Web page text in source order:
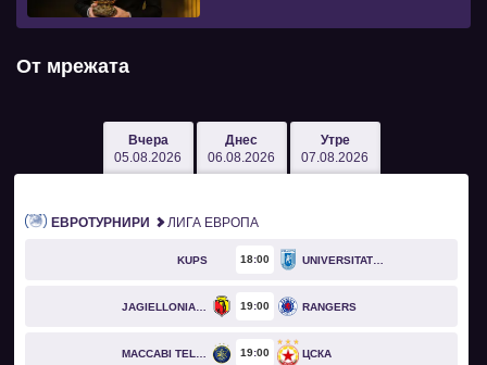
От мрежата
Вчера
05.08.2026
Днес
06.08.2026
Утре
07.08.2026
ЕВРОТУРНИРИ ЛИГА ЕВРОПА
KUPS 18 00 UNIVERSITATEA CRAIOVA
JAGIELLONIA BIAŁYSTOK 19 00 RANGERS
19 00 ЦСКА